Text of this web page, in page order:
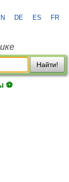
DE ES FR
Найти!
⚽